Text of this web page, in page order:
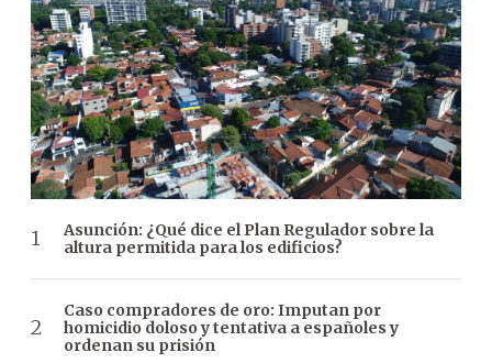
Asunción: ¿Qué dice el Plan Regulador sobre la
altura permitida para los edificios?
Caso compradores de oro: Imputan por
homicidio doloso y tentativa a españoles y
ordenan su prisión